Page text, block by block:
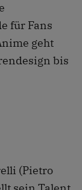
für Fans
geht
bis
(Pietro